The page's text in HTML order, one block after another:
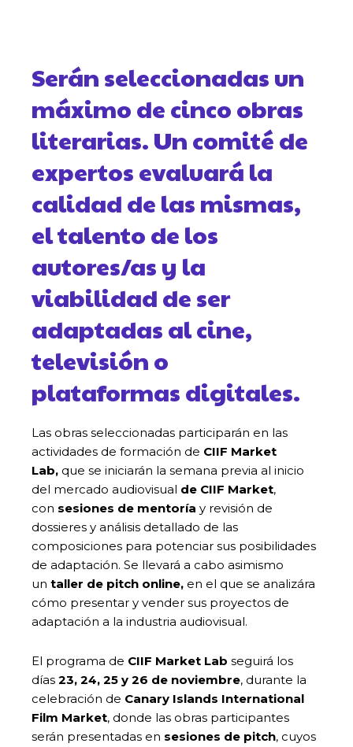
Serán seleccionadas un
máximo de cinco obras
literarias. Un comité de
expertos evaluará la
calidad de las mismas,
el talento de los
autores/as y la
viabilidad de ser
adaptadas al cine,
televisión o
plataformas digitales.
Las obras seleccionadas participarán en las
actividades de formación de CIIF Market
Lab, que se iniciarán la semana previa al inicio
del mercado audiovisual de CIIF Market,
con sesiones de mentoría y revisión de
dossieres y análisis detallado de las
composiciones para potenciar sus posibilidades
de adaptación. Se llevará a cabo asimismo
un taller de pitch online, en el que se analizára
cómo presentar y vender sus proyectos de
adaptación a la industria audiovisual.
El programa de CIIF Market Lab seguirá los
días 23, 24, 25 y 26 de noviembre, durante la
celebración de Canary Islands International
Film Market, donde las obras participantes
serán presentadas en sesiones de pitch, cuyos